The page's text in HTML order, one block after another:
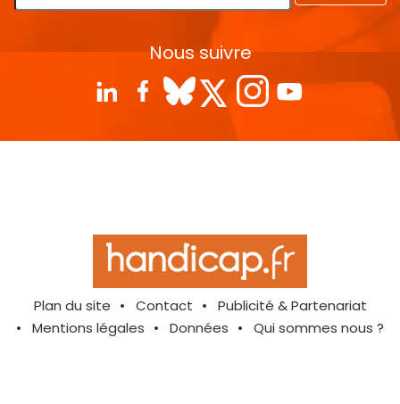
Nous suivre
Plan du site Contact
Publicité & Partenariat
Mentions légales
Données Qui sommes nous ?